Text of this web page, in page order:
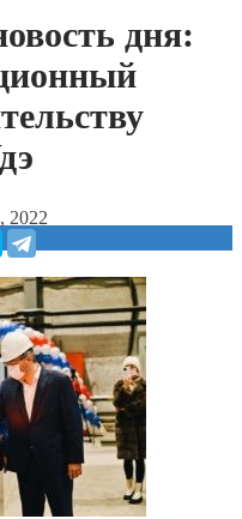
дня:
2022